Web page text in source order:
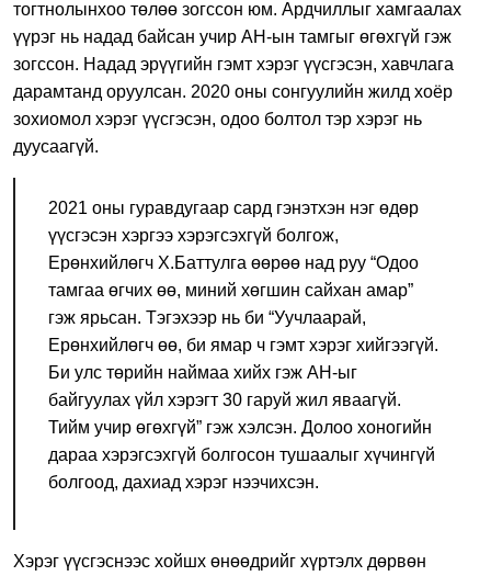
тогтнолынхоо төлөө зогссон юм. Ардчиллыг хамгаалах
үүрэг нь надад байсан учир АН-ын тамгыг өгөхгүй гэж
зогссон. Надад эрүүгийн гэмт хэрэг үүсгэсэн, хавчлага
дарамтанд оруулсан. 2020 оны сонгуулийн жилд хоёр
зохиомол хэрэг үүсгэсэн, одоо болтол тэр хэрэг нь
дуусаагүй.
2021 оны гуравдугаар сард гэнэтхэн нэг өдөр
үүсгэсэн хэргээ хэрэгсэхгүй болгож,
Ерөнхийлөгч Х.Баттулга өөрөө над руу “Одоо
тамгаа өгчих өө, миний хөгшин сайхан амар”
гэж ярьсан. Тэгэхээр нь би “Уучлаарай,
Ерөнхийлөгч өө, би ямар ч гэмт хэрэг хийгээгүй.
Би улс төрийн наймаа хийх гэж АН-ыг
байгуулах үйл хэрэгт 30 гаруй жил яваагүй.
Тийм учир өгөхгүй” гэж хэлсэн. Долоо хоногийн
дараа хэрэгсэхгүй болгосон тушаалыг хүчингүй
болгоод, дахиад хэрэг нээчихсэн.
Хэрэг үүсгэснээс хойшх өнөөдрийг хүртэлх дөрвөн